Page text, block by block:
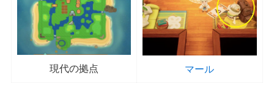
現代の拠点 マール